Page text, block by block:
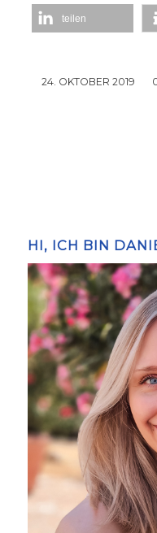
teilen
24. OKTOBER 2019
/
HI, ICH BIN